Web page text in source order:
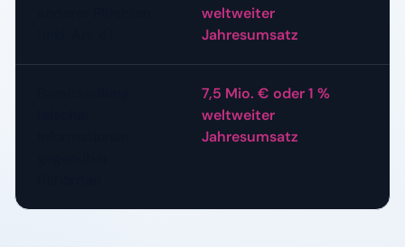
weltweiter
Jahresumsatz
7,5 Mio. € oder 1 %
weltweiter
Jahresumsatz